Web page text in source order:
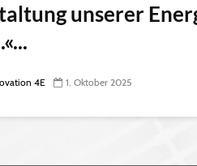
unserer
4E 1. Oktober 2025